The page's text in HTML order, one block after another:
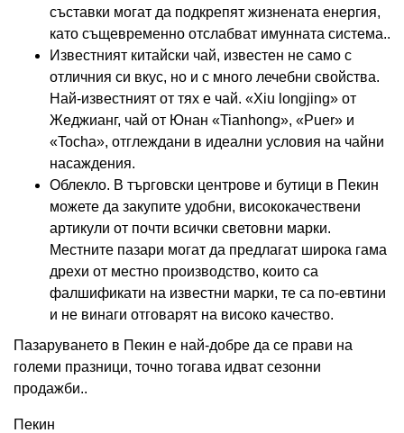
съставки могат да подкрепят жизнената енергия,
като същевременно отслабват имунната система..
Известният китайски чай, известен не само с
отличния си вкус, но и с много лечебни свойства.
Най-известният от тях е чай. «Xiu longjing» от
Жеджианг, чай от Юнан «Tianhong», «Puer» и
«Tocha», отглеждани в идеални условия на чайни
насаждения.
Облекло. В търговски центрове и бутици в Пекин
можете да закупите удобни, висококачествени
артикули от почти всички световни марки.
Местните пазари могат да предлагат широка гама
дрехи от местно производство, които са
фалшификати на известни марки, те са по-евтини
и не винаги отговарят на високо качество.
Пазаруването в Пекин е най-добре да се прави на
големи празници, точно тогава идват сезонни
продажби..
Пекин